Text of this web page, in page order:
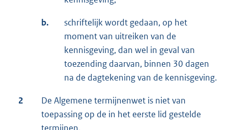
b.
schriftelijk wordt gedaan, op het
moment van uitreiken van de
kennisgeving, dan wel in geval van
toezending daarvan, binnen 30 dagen
na de dagtekening van de kennisgeving.
2
De Algemene termijnenwet is niet van
toepassing op de in het eerste lid gestelde